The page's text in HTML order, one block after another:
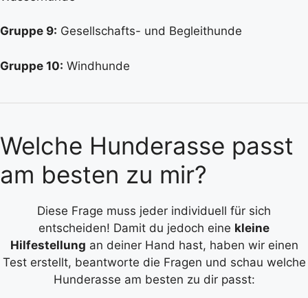
Gruppe 9: Gesellschafts- und Begleithunde
Gruppe 10: Windhunde
Welche Hunderasse passt
am besten zu mir?
Diese Frage muss jeder individuell für sich
entscheiden! Damit du jedoch eine kleine
Hilfestellung an deiner Hand hast, haben wir einen
Test erstellt, beantworte die Fragen und schau welche
Hunderasse am besten zu dir passt: